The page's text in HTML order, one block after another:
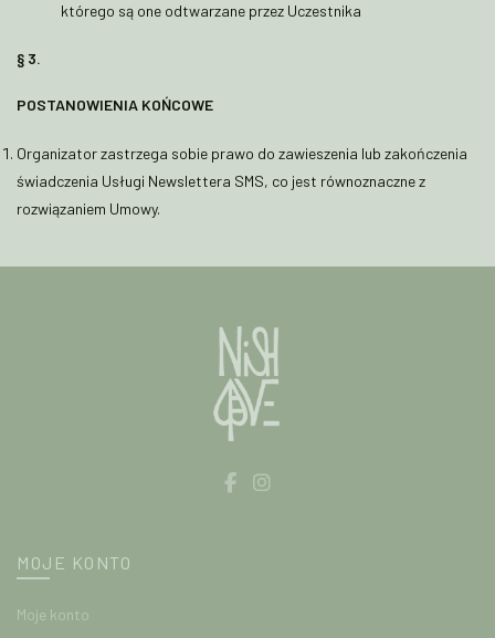
którego są one odtwarzane przez Uczestnika
§ 3.
POSTANOWIENIA KOŃCOWE
Organizator zastrzega sobie prawo do zawieszenia lub zakończenia
świadczenia Usługi Newslettera SMS, co jest równoznaczne z
rozwiązaniem Umowy.
MOJE KONTO
Moje konto